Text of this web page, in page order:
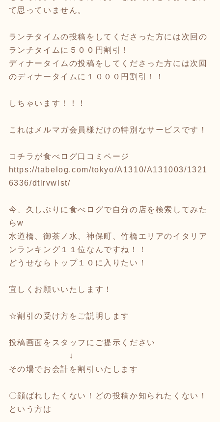
て思っていません。
ランチタイムの投稿をしてくださった方には次回の
ランチタイムに５００円割引！
ディナータイムの投稿をしてくださった方には次回
のディナータイムに１０００円割引！！
しちゃいます！！！
これはメルマガ会員様だけの特別なサービスです！
コチラが食べログ口コミページ
https://tabelog.com/tokyo/A1310/A131003/1321
6336/dtlrvwlst/
今、久しぶりに食べログで自分の店を検索してみた
らw
水道橋、御茶ノ水、神保町、竹橋エリアのイタリア
ンランキング１１位なんですね！！
どうせならトップ１０に入りたい！
宜しくお願いいたします！
☆割引の受け方をご説明します
投稿画面をスタッフにご提示ください
↓
その場でお会計を割引いたします
〇顔ばれしたくない！どの投稿か知られたくない！
という方は